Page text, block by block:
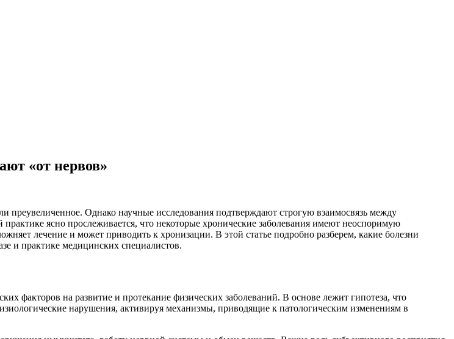
«от нервов»
преувеличенное. Однако научные исследования подтверждают строгую взаимосвязь между
ясно прослеживается, что некоторые хронические заболевания имеют неоспоримую
лечение и может приводить к хронизации. В этой статье подробно разберем, какие болезни
и практике медицинских специалистов.
факторов на развитие и протекание физических заболеваний. В основе лежит гипотеза, что
нарушения, активируя механизмы, приводящие к патологическим изменениям в